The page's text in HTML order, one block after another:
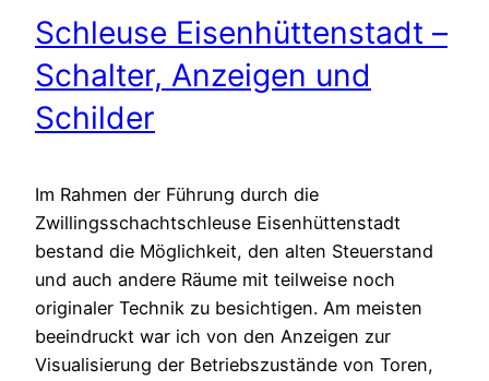
Schleuse Eisenhüttenstadt –
Schalter, Anzeigen und
Schilder
Im Rahmen der Führung durch die
Zwillingsschachtschleuse Eisenhüttenstadt
bestand die Möglichkeit, den alten Steuerstand
und auch andere Räume mit teilweise noch
originaler Technik zu besichtigen. Am meisten
beeindruckt war ich von den Anzeigen zur
Visualisierung der Betriebszustände von Toren,